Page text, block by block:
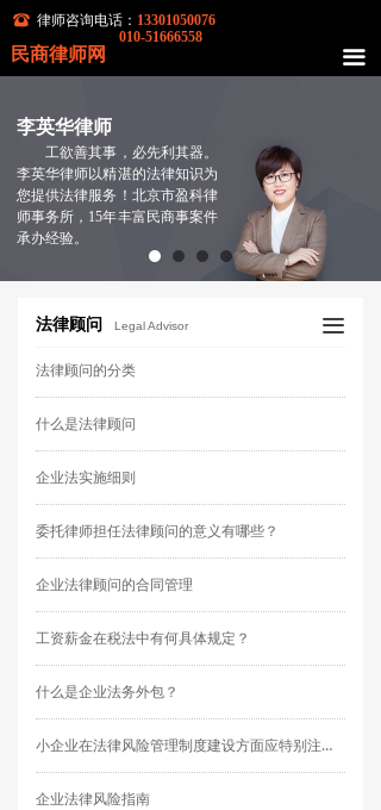
李英华律师
工欲善其事，必先利其器。
李英华律师以精湛的法律知识为
您提供法律服务！ 北京市盈科律
师事务所，15年丰富民商事案件
承办经验。
끀
民商律师网
律师咨询电话： 13301050076
010-51666558
뀰
끀
法律顾问 Legal Advisor
法律顾问的分类
什么是法律顾问
企业法实施细则
委托律师担任法律顾问的意义有哪些？
企业法律顾问的合同管理
工资薪金在税法中有何具体规定？
什么是企业法务外包？
小企业在法律风险管理制度建设方面应特别注意哪些问题？
企业法律风险指南